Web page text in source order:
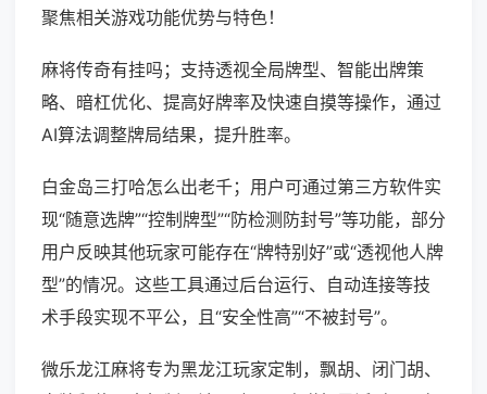
聚焦相关游戏功能优势与特色！
麻将传奇有挂吗；支持透视全局牌型、智能出牌策
略、暗杠优化、提高好牌率及快速自摸等操作，通过
AI算法调整牌局结果，提升胜率。
白金岛三打哈怎么出老千；用户可通过第三方软件实
现“随意选牌”“控制牌型”“防检测防封号”等功能，部分
用户反映其他玩家可能存在“牌特别好”或“透视他人牌
型”的情况。这些工具通过后台运行、自动连接等技
术手段实现不平公，且“安全性高”“不被封号”。
微乐龙江麻将专为黑龙江玩家定制，飘胡、闭门胡、